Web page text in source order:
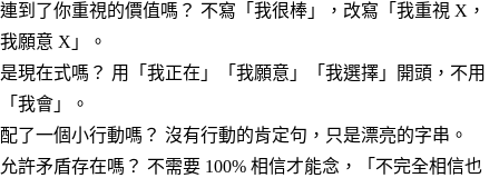
連到了你重視的價值嗎？ 不寫「我很棒」，改寫「我重視 X，
我願意 X」。
是現在式嗎？ 用「我正在」「我願意」「我選擇」開頭，不用
「我會」。
配了一個小行動嗎？ 沒有行動的肯定句，只是漂亮的字串。
允許矛盾存在嗎？ 不需要 100% 相信才能念，「不完全相信也